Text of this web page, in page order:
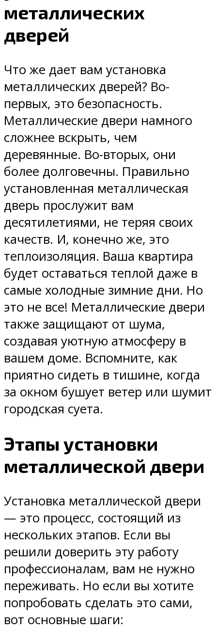
металлических
дверей
Что же дает вам установка
металлических дверей? Во-
первых, это безопасность.
Металлические двери намного
сложнее вскрыть, чем
деревянные. Во-вторых, они
более долговечны. Правильно
установленная металлическая
дверь прослужит вам
десятилетиями, не теряя своих
качеств. И, конечно же, это
теплоизоляция. Ваша квартира
будет оставаться теплой даже в
самые холодные зимние дни. Но
это не все! Металлические двери
также защищают от шума,
создавая уютную атмосферу в
вашем доме. Вспомните, как
приятно сидеть в тишине, когда
за окном бушует ветер или шумит
городская суета.
Этапы установки
металлической двери
Установка металлической двери
— это процесс, состоящий из
нескольких этапов. Если вы
решили доверить эту работу
профессионалам, вам не нужно
переживать. Но если вы хотите
попробовать сделать это сами,
вот основные шаги: